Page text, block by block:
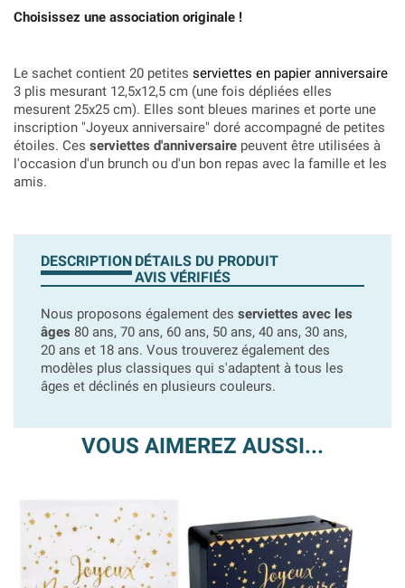
Choisissez une association originale !
Le sachet contient 20 petites serviettes en papier anniversaire
3 plis mesurant 12,5x12,5 cm (une fois dépliées elles
mesurent 25x25 cm). Elles sont bleues marines et porte une
inscription "Joyeux anniversaire" doré accompagné de petites
étoiles. Ces serviettes d'anniversaire peuvent être utilisées à
l'occasion d'un brunch ou d'un bon repas avec la famille et les
amis.
DESCRIPTION DÉTAILS DU PRODUIT
AVIS VÉRIFIÉS
Nous proposons également des serviettes avec les
âges 80 ans, 70 ans, 60 ans, 50 ans, 40 ans, 30 ans,
20 ans et 18 ans. Vous trouverez également des
modèles plus classiques qui s'adaptent à tous les
âges et déclinés en plusieurs couleurs.
VOUS AIMEREZ AUSSI...